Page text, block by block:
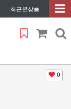
최근본상품
0